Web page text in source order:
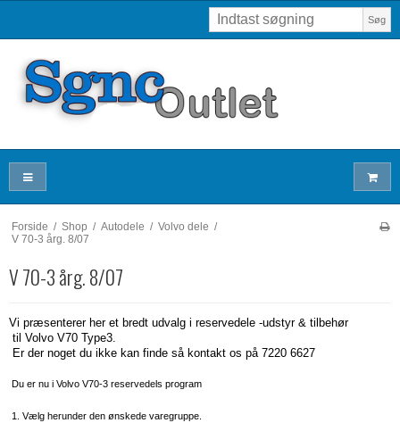
Søg
Forside / Shop / Autodele / Volvo dele /
V 70-3 årg. 8/07
V 70-3 årg. 8/07
Vi præsenterer her et bredt udvalg i reservedele -udstyr & tilbehør
til Volvo V70 Type3.
Er der noget du ikke kan finde så kontakt os på 7220 6627
Du er nu i Volvo V70-3 reservedels program
1. Vælg herunder den ønskede varegruppe.